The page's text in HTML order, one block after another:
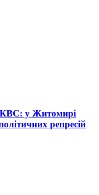
у Житомирі
репресій